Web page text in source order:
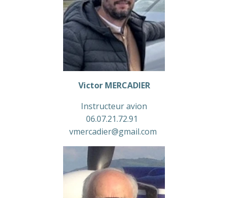
Victor MERCADIER
Instructeur avion
06.07.21.72.91
vmercadier@gmail.com